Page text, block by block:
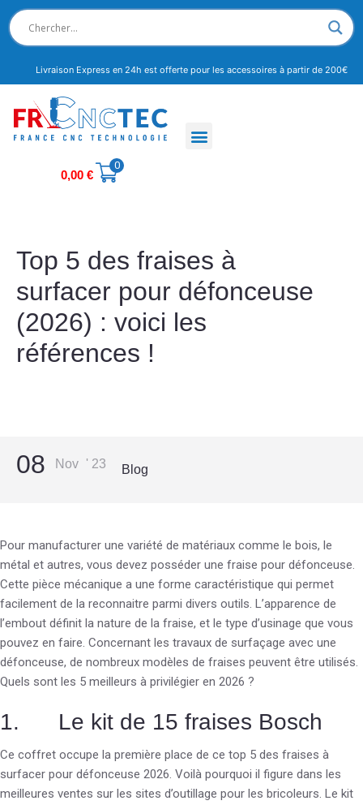
Livraison Express en 24h est offerte pour les accessoires à partir de 200€
0,00 €
0
Top 5 des fraises à
surfacer pour défonceuse
(2026) : voici les
références !
08 Nov ' 23 Blog
Pour manufacturer une variété de matériaux comme le bois, le
métal et autres, vous devez posséder une fraise pour défonceuse.
Cette pièce mécanique a une forme caractéristique qui permet
facilement de la reconnaitre parmi divers outils. L’apparence de
l’embout définit la nature de la fraise, et le type d’usinage que vous
pouvez en faire. Concernant les travaux de surfaçage avec une
défonceuse, de nombreux modèles de fraises peuvent être utilisés.
Quels sont les 5 meilleurs à privilégier en 2026 ?
1. Le kit de 15 fraises Bosch
Ce coffret occupe la première place de ce top 5 des fraises à
surfacer pour défonceuse 2026. Voilà pourquoi il figure dans les
meilleures ventes sur les sites d’outillage pour les bricoleurs. Le kit